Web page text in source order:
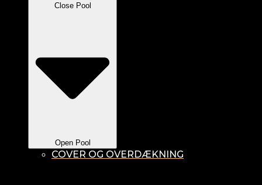
Close Pool
Open Pool
COVER OG OVERDÆKNING